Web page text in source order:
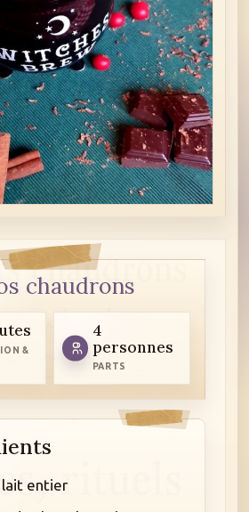
chaudrons
&
4
personnes
PARTS
entier